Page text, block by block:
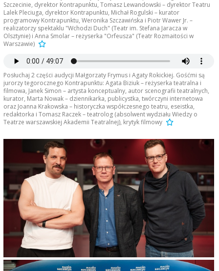
Szczecinie, dyrektor Kontrapunktu, Tomasz Lewandowski – dyrektor Teatru
Lalek Pleciuga, dyrektor Kontrapunktu, Michał Rogulski – kurator
programowy Kontrapunktu, Weronika Szczawińska i Piotr Wawer Jr. –
realizatorzy spektaklu "Wchodzi Duch" (Teatr im. Stefana Jaracza w
Olsztynie) i Anna Smolar – reżyserka "Orfeusza" (Teatr Rozmaitości w
Warszawie)
Posłuchaj 2 części audycji Małgorzaty Frymus i Agaty Rokickiej. Gośćmi są
jurorzy tegorocznego Kontrapunktu: Agata Biziuk – reżyserka teatralna i
filmowa, Janek Simon – artysta konceptualny, autor scenografii teatralnych,
kurator, Marta Nowak – dziennikarka, publicystka, twórczyni internetowa
oraz Joanna Krakowska – historyczka współczesnego teatru, eseistka,
redaktorka i Tomasz Raczek – teatrolog (absolwent wydziału Wiedzy o
Teatrze warszawskiej Akademii Teatralnej), krytyk filmowy